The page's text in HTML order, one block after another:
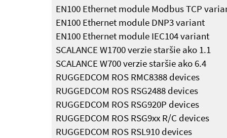
EN100 Ethernet module Modbus TCP
EN100 Ethernet module DNP3 variant
EN100 Ethernet module IEC104 variant
SCALANCE W1700 verzie staršie ako 1.1
SCALANCE W700 verzie staršie ako 6.4
RUGGEDCOM ROS RMC8388 devices
RUGGEDCOM ROS RSG2488 devices
RUGGEDCOM ROS RSG920P devices
RUGGEDCOM ROS RSG9xx R/C devices
RUGGEDCOM ROS RSL910 devices